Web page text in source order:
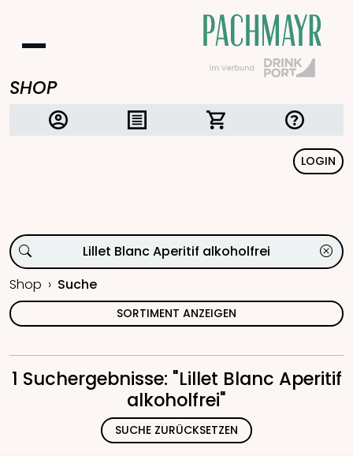
SHOP
LOGIN
Shop Suche
SORTIMENT ANZEIGEN
1 Suchergebnisse: "Lillet Blanc Aperitif
alkoholfrei"
SUCHE ZURÜCKSETZEN